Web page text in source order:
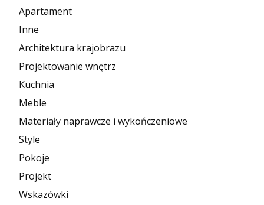
Apartament
Inne
Architektura krajobrazu
Projektowanie wnętrz
Kuchnia
Meble
Materiały naprawcze i wykończeniowe
Style
Pokoje
Projekt
Wskazówki